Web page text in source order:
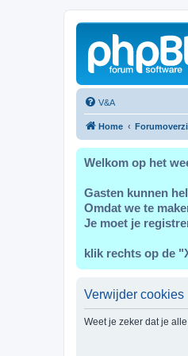
V&A
Home
Welkom op het
Gasten kunnen
Omdat we te
Je moet je
klik rechts op de
Verwijder cookies
Weet je zeker dat je